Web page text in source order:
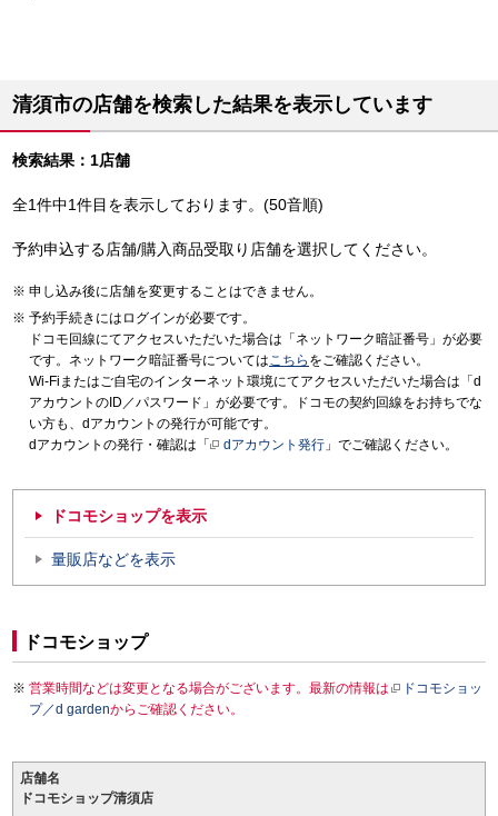
清須市の店舗を検索した結果を表示しています
検索結果：1店舗
全1件中1件目を表示しております。(50音順)
予約申込する店舗/購入商品受取り店舗を選択してください。
申し込み後に店舗を変更することはできません。
予約手続きにはログインが必要です。
ドコモ回線にてアクセスいただいた場合は「ネットワーク暗証番号」が必要
です。ネットワーク暗証番号についてはこちら をご確認ください。
Wi-Fiまたはご自宅のインターネット環境にてアクセスいただいた場合は「d
アカウントのID／パスワード」が必要です。ドコモの契約回線をお持ちでな
い方も、dアカウントの発行が可能です。
dアカウントの発行・確認は「
dアカウント発行 」でご確認ください。
ドコモショップを表示
量販店などを表示
ドコモショップ
営業時間などは変更となる場合がございます。最新の情報は
ドコモショッ
プ／d gardenからご確認ください。
店舗名
ドコモショップ清須店